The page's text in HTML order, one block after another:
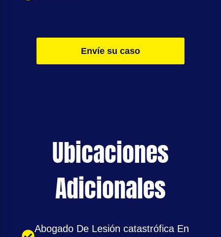
Envíe su caso
Ubicaciones
Adicionales
Abogado De Lesión catastrófica En